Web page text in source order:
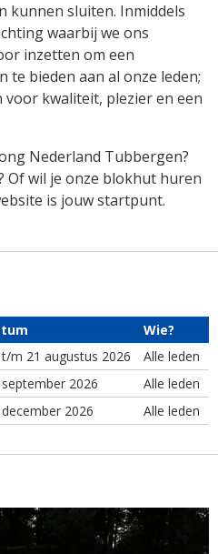
kunnen sluiten. Inmiddels
waarbij we ons
inzetten om een
te bieden aan al onze leden;
kwaliteit, plezier en een
Nederland Tubbergen?
Of wil je onze blokhut huren
is jouw startpunt.
Wie?
m 21 augustus 2026
Alle leden
2026
Alle leden
2026 Alle leden